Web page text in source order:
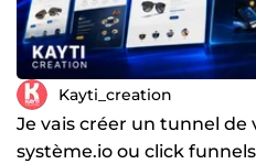
Kayti_creation
Je vais créer un tunnel de
système.io ou click funnels